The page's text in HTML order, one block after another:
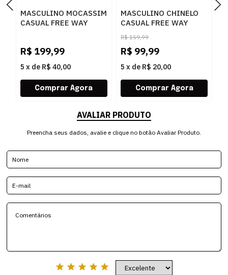
MASCULINO MOCASSIM
CASUAL FREE WAY
R$ 199,99
5 x de R$ 40,00
MASCULINO CHINELO
CASUAL FREE WAY
CANASTRA8
PATAGONIA
MACARANDUBA
R$ 159,99
R$ 99,99
5 x de R$ 20,00
AVALIAR PRODUTO
Preencha seus dados, avalie e clique no botão Avaliar Produto.